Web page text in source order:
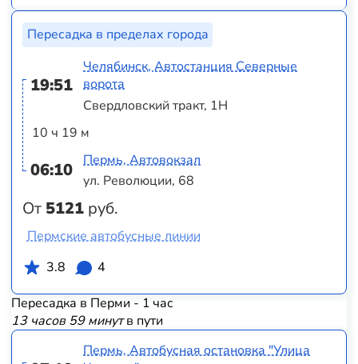
Пересадка в пределах города
19:51
10 ч 19 м
06:10
От 5121 руб.
Челябинск, Автостанция Северные
ворота
Свердловский тракт, 1Н
Пермь, Автовокзал
ул. Революции, 68
Пермские автобусные линии
3.8
4
Пересадка в Перми - 1 час
13 часов 59 минутв пути
Пермь, Автобусная остановка "Улица